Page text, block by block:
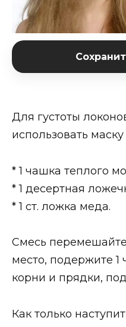
Для густоты
использовать
* 1 чашка теплого
* 1 десертная
* 1 ст. ложка меда.
Смесь
место, подержите 1
корни и прядки,
Как только